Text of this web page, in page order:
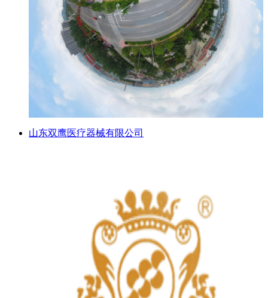
山东双鹰医疗器械有限公司